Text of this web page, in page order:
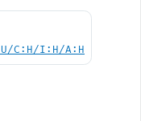
C:H/I:H/A:H